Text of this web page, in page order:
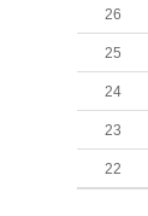
26
25
24
23
22